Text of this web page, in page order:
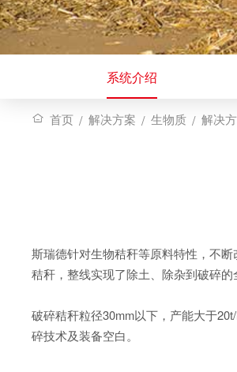
系统介绍
首页 / 解决方案 / 生物质 / 解决
斯瑞德针对生物秸秆等原料特性，不
秸秆，整线实现了除土、除杂到破碎的
破碎秸秆粒径30mm以下，产能大于
碎技术及装备空白。